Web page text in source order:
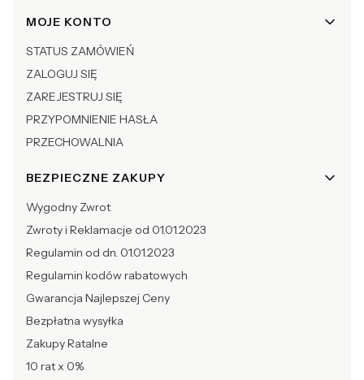
Linki w stopce
MOJE KONTO
STATUS ZAMÓWIEŃ
ZALOGUJ SIĘ
ZAREJESTRUJ SIĘ
PRZYPOMNIENIE HASŁA
PRZECHOWALNIA
BEZPIECZNE ZAKUPY
Wygodny Zwrot
Zwroty i Reklamacje od 01.01.2023
Regulamin od dn. 01.01.2023
Regulamin kodów rabatowych
Gwarancja Najlepszej Ceny
Bezpłatna wysyłka
Zakupy Ratalne
10 rat x 0%